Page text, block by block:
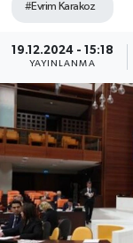
#Evrim Karakoz
19.12.2024 - 15:18
YAYINLANMA